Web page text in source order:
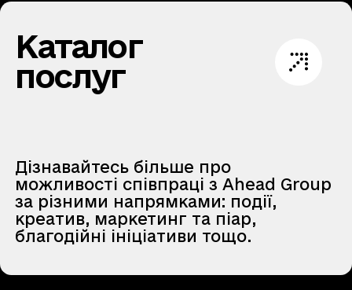
Каталог
послуг
Дізнавайтесь більше про
можливості співпраці з Ahead Group
за різними напрямками: події,
креатив, маркетинг та піар,
благодійні ініціативи тощо.